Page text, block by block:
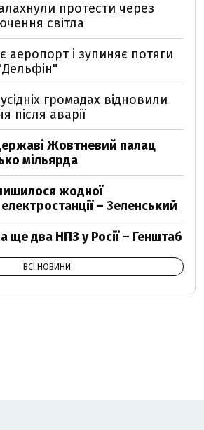
протести через
світла
аеропорт і зупиняє потяги
громадах відновили
після аварії
Жовтневий палац
мільярда
жодної
– Зеленський
ще два НПЗ у Росії – Генштаб
ВСІ НОВИНИ